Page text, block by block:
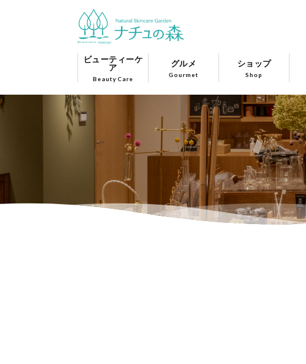
ビューティーケ
ア
Beauty Care
グルメ
Gourmet
ショップ
Shop